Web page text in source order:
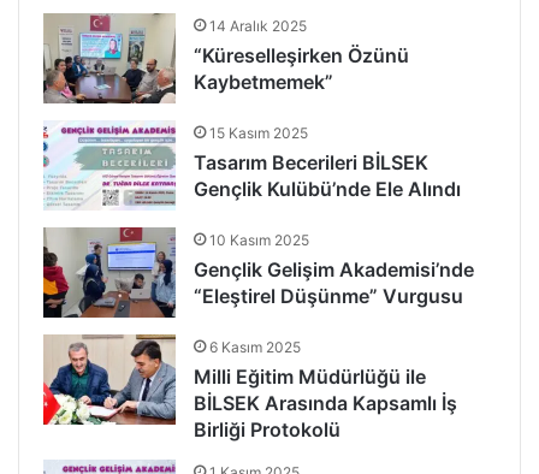
14 Aralık 2025
“Küreselleşirken Özünü
Kaybetmemek”
15 Kasım 2025
Tasarım Becerileri BİLSEK
Gençlik Kulübü’nde Ele Alındı
10 Kasım 2025
Gençlik Gelişim Akademisi’nde
“Eleştirel Düşünme” Vurgusu
6 Kasım 2025
Milli Eğitim Müdürlüğü ile
BİLSEK Arasında Kapsamlı İş
Birliği Protokolü